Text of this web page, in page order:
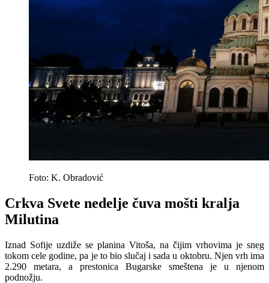
Foto: K. Obradović
Crkva Svete nedelje čuva mošti kralja
Milutina
Iznad Sofije uzdiže se planina Vitoša, na čijim vrhovima je sneg
tokom cele godine, pa je to bio slučaj i sada u oktobru. Njen vrh ima
2.290 metara, a prestonica Bugarske smeštena je u njenom
podnožju.